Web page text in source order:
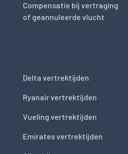
Compensatie bij vertraging
of geannuleerde vlucht
Delta vertrektijden
Ryanair vertrektijden
Vueling vertrektijden
Emirates vertrektijden